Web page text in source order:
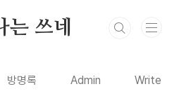
는 쓰네
방명록 Admin Write